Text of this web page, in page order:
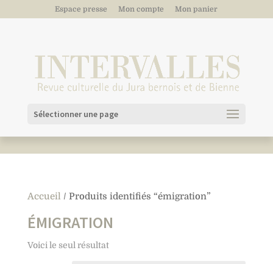
Espace presse Mon compte Mon panier
Sélectionner une page
Accueil/ Produits identifiés “émigration”
ÉMIGRATION
Voici le seul résultat